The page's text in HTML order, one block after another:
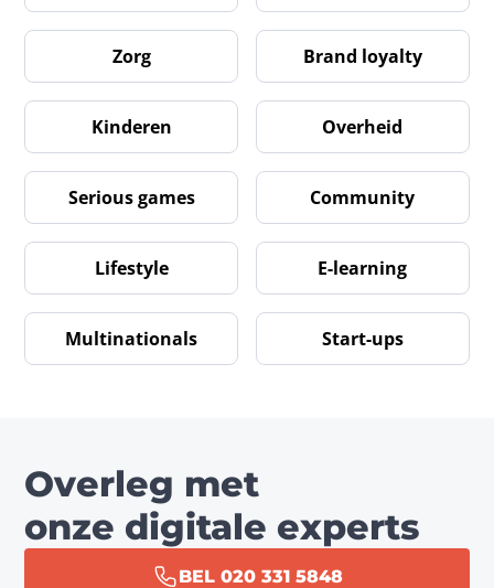
Zorg Brand loyalty
Kinderen Overheid
Serious games Community
Lifestyle E-learning
Multinationals Start-ups
Overleg met
onze digitale experts
BEL 020 331 5848